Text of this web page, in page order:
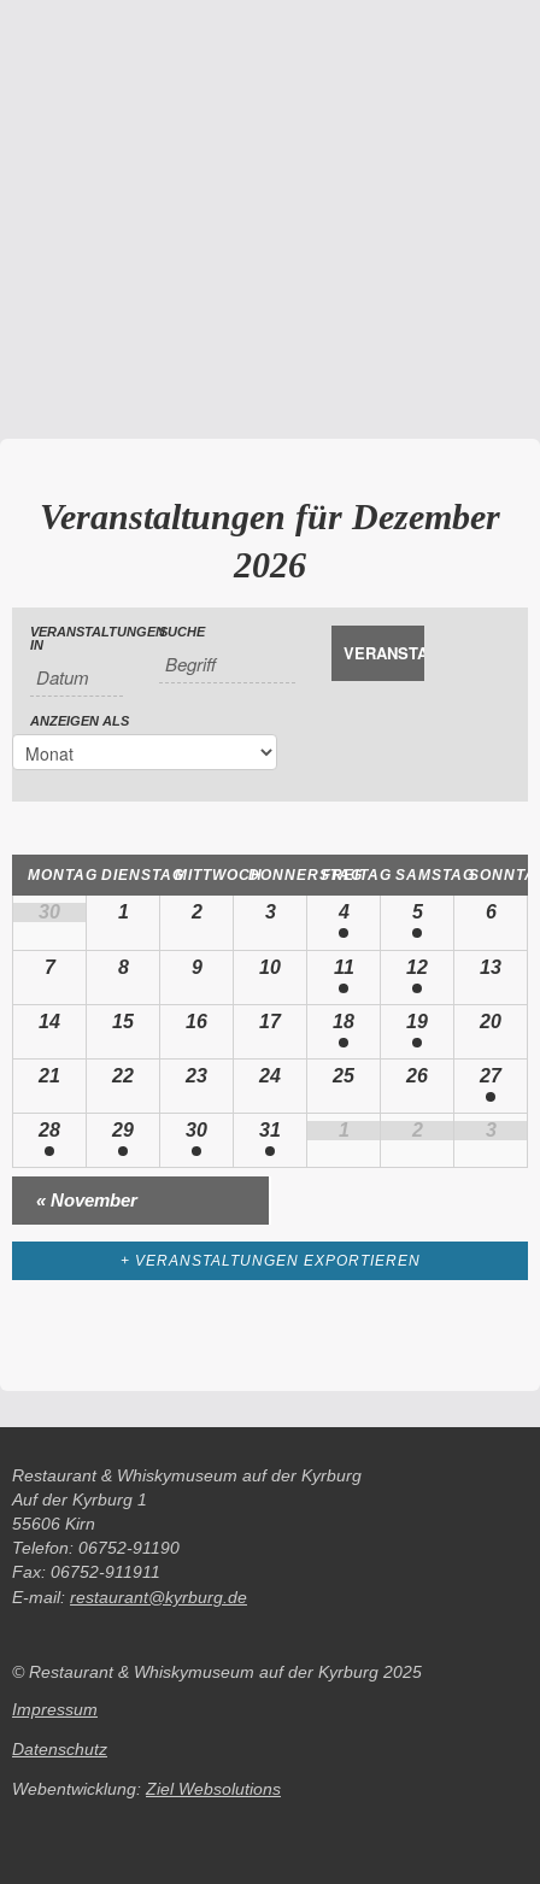
Veranstaltungen für Dezember
2026
Veranstaltungen
Such-
und
Ansichtennavigation
Veranstaltungen
Suche
VERANSTALTUNGEN
IN
SUCHE
Veranstaltung
Ansichtennavigation
ANZEIGEN ALS
Kalender
von
Veranstaltungen
Kalender
Veranstaltungen
MONTAG DIENSTAGMITTWOCHDONNERSTAG
FREITAG SAMSTAG
30 1 2 3 4 5 6
7 8 9 10 11 12 13
14 15 16 17 18 19 20
21 22 23 24 25 26 27
28 29 30 31 1 2 3
« November
+ VERANSTALTUNGEN EXPORTIEREN
Restaurant & Whiskymuseum auf der Kyrburg
Auf der Kyrburg 1
55606 Kirn
Telefon: 06752-91190
Fax: 06752-911911
E-mail: restaurant@kyrburg.de
© Restaurant & Whiskymuseum auf der Kyrburg 2025
Impressum
Datenschutz
Webentwicklung: Ziel Websolutions